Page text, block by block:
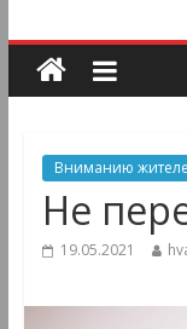
Вниманию
Не
19.05.2021